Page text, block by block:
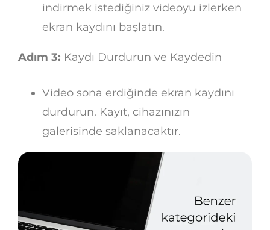
indirmek istediğiniz videoyu izlerken
ekran kaydını başlatın.
Adım 3: Kaydı Durdurun ve Kaydedin
Video sona erdiğinde ekran kaydını
durdurun. Kayıt, cihazınızın
galerisinde saklanacaktır.